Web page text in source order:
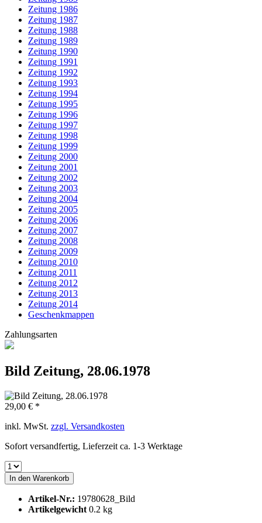
Zeitung 1986
Zeitung 1987
Zeitung 1988
Zeitung 1989
Zeitung 1990
Zeitung 1991
Zeitung 1992
Zeitung 1993
Zeitung 1994
Zeitung 1995
Zeitung 1996
Zeitung 1997
Zeitung 1998
Zeitung 1999
Zeitung 2000
Zeitung 2001
Zeitung 2002
Zeitung 2003
Zeitung 2004
Zeitung 2005
Zeitung 2006
Zeitung 2007
Zeitung 2008
Zeitung 2009
Zeitung 2010
Zeitung 2011
Zeitung 2012
Zeitung 2013
Zeitung 2014
Geschenkmappen
Zahlungsarten
Bild Zeitung, 28.06.1978
29,00 € *
inkl. MwSt. zzgl. Versandkosten
Sofort versandfertig, Lieferzeit ca. 1-3 Werktage
In den Warenkorb
Artikel-Nr.: 19780628_Bild
Artikelgewicht 0.2 kg